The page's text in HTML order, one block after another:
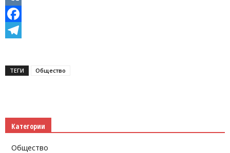
VK
Facebook
ТЕГИ Общество
Категории
Общество